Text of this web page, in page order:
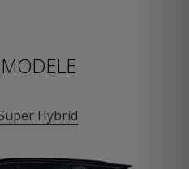
8 Super Hybrid